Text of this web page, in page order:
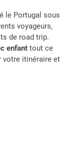
le Portugal sous
voyageurs,
de road trip.
enfant tout ce
votre itinéraire et